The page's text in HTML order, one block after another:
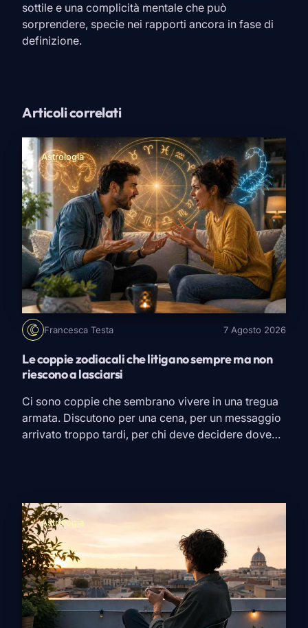
sottile e una complicità mentale che può
sorprendere, specie nei rapporti ancora in fase di
definizione.
Articoli correlati
Astrologia
Francesca Testa 7 Agosto 2026
Le coppie zodiacali che litigano sempre ma non
riescono a lasciarsi
Ci sono coppie che sembrano vivere in una tregua
armata. Discutono per una cena, per un messaggio
arrivato troppo tardi, per chi deve decidere dove
Secondo l’astrologia alcune combinazioni zodiacali
sarebbero particolarmente […]
Astrologia